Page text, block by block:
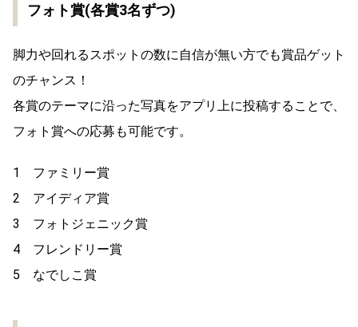
フォト賞(各賞3名ずつ)
脚力や回れるスポットの数に自信が無い方でも賞品ゲット
のチャンス！
各賞のテーマに沿った写真をアプリ上に投稿することで、
フォト賞への応募も可能です。
1 ファミリー賞
2 アイディア賞
3 フォトジェニック賞
4 フレンドリー賞
5 なでしこ賞